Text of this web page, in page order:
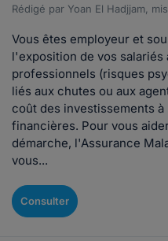
Rédigé par Yoan El Hadjjam,
Vous êtes employeur et
l'exposition de vos salariés
professionnels (risques
liés aux chutes ou aux
coût des investissements
financières. Pour vous
démarche, l'Assurance
vous...
Consulter